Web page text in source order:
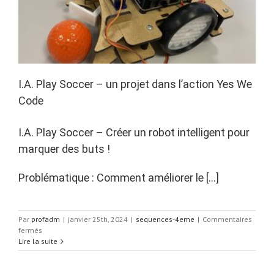
I.A. Play Soccer – un projet dans l’action Yes We
Code
I.A. Play Soccer – Créer un robot intelligent pour
marquer des buts !
Problématique : Comment améliorer le […]
Par profadm | janvier 25th, 2024 | sequences-4eme | Commentaires
fermés
I.A.
Play
Lire la suite